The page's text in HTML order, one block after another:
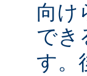
向け
でき
す。